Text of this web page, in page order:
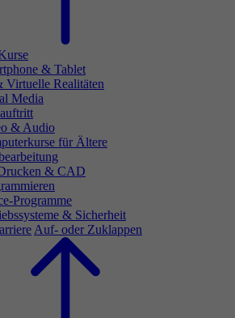
& Tablet
Virtuelle Realitäten
Media
& Audio
für Ältere
& CAD
Programme
& Sicherheit
Auf- oder Zuklappen